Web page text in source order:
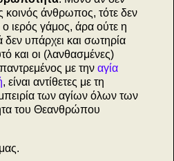
κοινός άνθρωπος, τότε δεν
ο ιερός γάμος, άρα ούτε η
δεν υπάρχει και σωτηρία
και οι (λανθασμένες)
με την αγία
, είναι αντίθετες με τη
των αγίων όλων των
του Θεανθρώπου